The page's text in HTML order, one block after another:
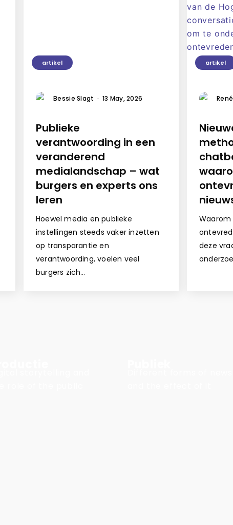
artikel
Bessie Slagt · 13 May, 2026
Publieke
verantwoording in een
veranderend
medialandschap – wat
burgers en experts ons
leren
Hoewel media en publieke
instellingen steeds vaker inzetten
op transparantie en
verantwoording, voelen veel
burgers zich…
artikel
deze